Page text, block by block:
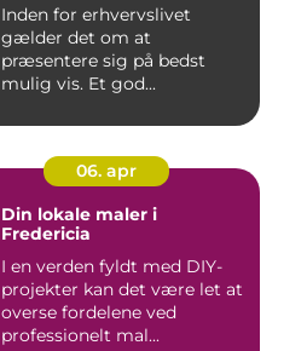
Inden for erhvervslivet
gælder det om at
præsentere sig på bedst
mulig vis. Et god...
06. apr
Din lokale maler i
Fredericia
I en verden fyldt med DIY-
projekter kan det være let at
overse fordelene ved
professionelt mal...